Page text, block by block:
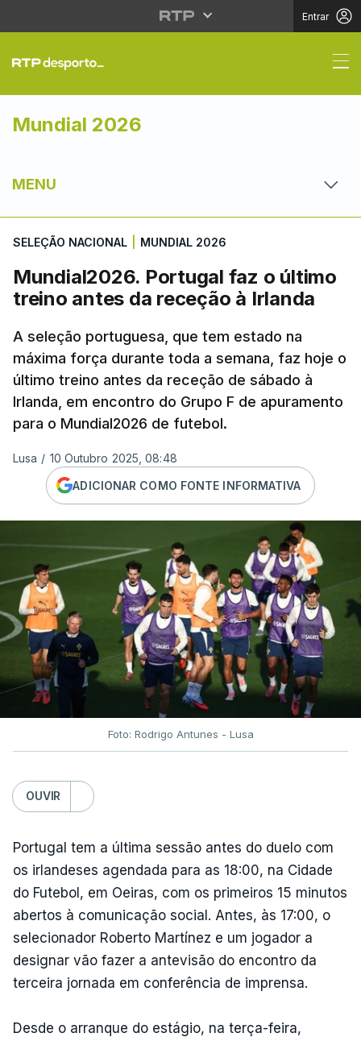
Entrar
Mundial2026.
Mundial 2026
MENU
SELEÇÃO NACIONAL MUNDIAL 2026
Mundial2026. Portugal faz o último
treino antes da receção à Irlanda
A seleção portuguesa, que tem estado na
máxima força durante toda a semana, faz hoje o
último treino antes da receção de sábado à
Irlanda, em encontro do Grupo F de apuramento
para o Mundial2026 de futebol.
Lusa / 10 Outubro 2025, 08:48
ADICIONAR COMO FONTE INFORMATIVA
Foto: Rodrigo Antunes - Lusa
OUVIR
Portugal tem a última sessão antes do duelo com
os irlandeses agendada para as 18:00, na Cidade
do Futebol, em Oeiras, com os primeiros 15 minutos
abertos à comunicação social. Antes, às 17:00, o
selecionador Roberto Martínez e um jogador a
designar vão fazer a antevisão do encontro da
terceira jornada em conferência de imprensa.
Desde o arranque do estágio, na terça-feira,